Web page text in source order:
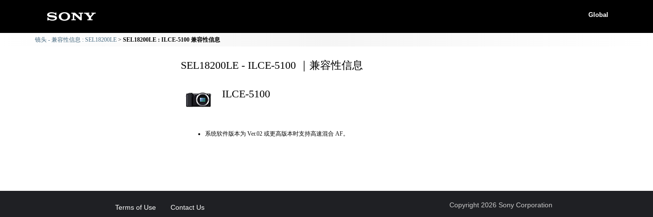
Global
镜头 - 兼容性信息 : SEL18200LE SEL18200LE : ILCE-5100 兼容性信息
SEL18200LE - ILCE-5100 ｜兼容性信息
ILCE-5100
系统软件版本为 Ver.02 或更高版本时支持高速混合 AF。
Terms of Use Contact Us Copyright 2026 Sony Corporation